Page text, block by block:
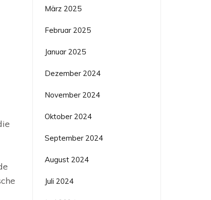
März 2025
Februar 2025
Januar 2025
Dezember 2024
November 2024
Oktober 2024
September 2024
August 2024
Juli 2024